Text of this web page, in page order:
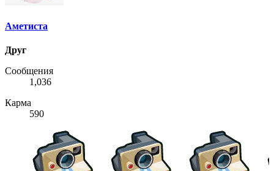
Аметиста
Друг
Сообщения
1,036
Карма
590